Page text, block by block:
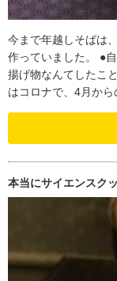
今まで年越しそばは
作っていました。 ●
揚げ物なんてしたこ
はコロナで、4月から
本当にサイエンスク